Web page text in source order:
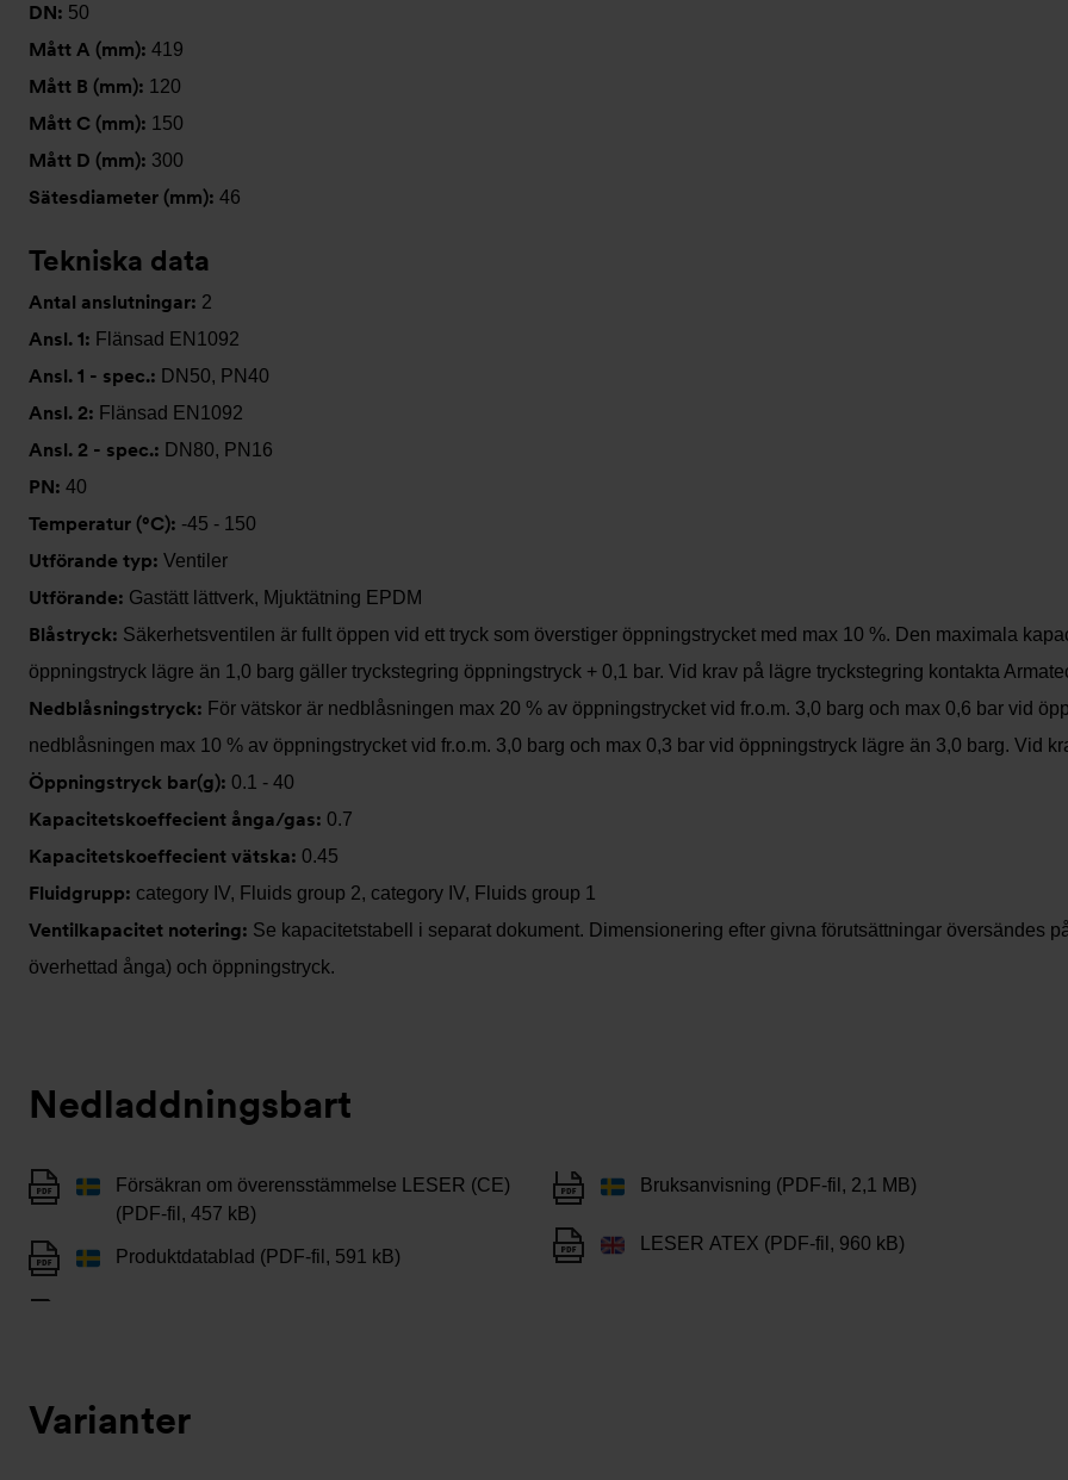
DN: 50
Mått A (mm): 419
Mått B (mm): 120
Mått C (mm): 150
Mått D (mm): 300
Sätesdiameter (mm): 46
Tekniska data
Antal anslutningar: 2
Ansl. 1: Flänsad EN1092
Ansl. 1 - spec.: DN50, PN40
Ansl. 2: Flänsad EN1092
Ansl. 2 - spec.: DN80, PN16
PN: 40
Temperatur (°C): -45 - 150
Utförande typ: Ventiler
Utförande: Gastätt lättverk, Mjuktätning EPDM
Blåstryck: Säkerhetsventilen är fullt öppen vid ett tryck som överstiger öppningstrycket med max 10 %. Den maximala
öppningstryck lägre än 1,0 barg gäller tryckstegring öppningstryck + 0,1 bar. Vid krav på lägre tryckstegring kontakta
Nedblåsningstryck: För vätskor är nedblåsningen max 20 % av öppningstrycket vid fr.o.m. 3,0 barg och max 0,6 bar vid
nedblåsningen max 10 % av öppningstrycket vid fr.o.m. 3,0 barg och max 0,3 bar vid öppningstryck lägre än 3,0 barg. Vid
Öppningstryck bar(g): 0.1 - 40
Kapacitetskoeffecient ånga/gas: 0.7
Kapacitetskoeffecient vätska: 0.45
Fluidgrupp: category IV, Fluids group 2, category IV, Fluids group 1
Ventilkapacitet notering: Se kapacitetstabell i separat dokument. Dimensionering efter givna förutsättningar översändes
överhettad ånga) och öppningstryck.
Nedladdningsbart
Försäkran om överensstämmelse LESER (CE)
(PDF-fil, 457 kB)
Produktdatablad (PDF-fil, 591 kB)
Bruksanvisning (PDF-fil, 2,1 MB)
LESER ATEX (PDF-fil, 960 kB)
Varianter